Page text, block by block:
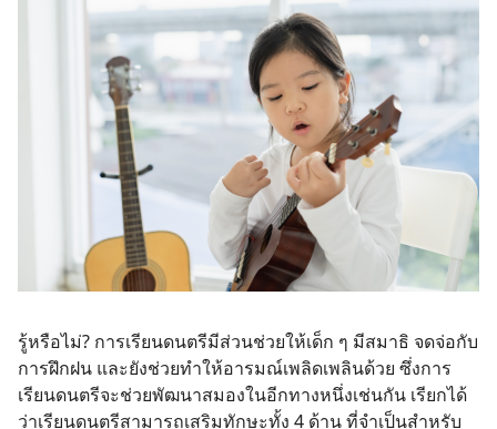
รู้หรือไม่? การเรียนดนตรีมีส่วนช่วยให้เด็ก ๆ มีสมาธิ จดจ่อกับ
การฝึกฝน และยังช่วยทำให้อารมณ์เพลิดเพลินด้วย ซึ่งการ
เรียนดนตรีจะช่วยพัฒนาสมองในอีกทางหนึ่งเช่นกัน เรียกได้
ว่าเรียนดนตรีสามารถเสริมทักษะทั้ง 4 ด้าน ที่จำเป็นสำหรับ